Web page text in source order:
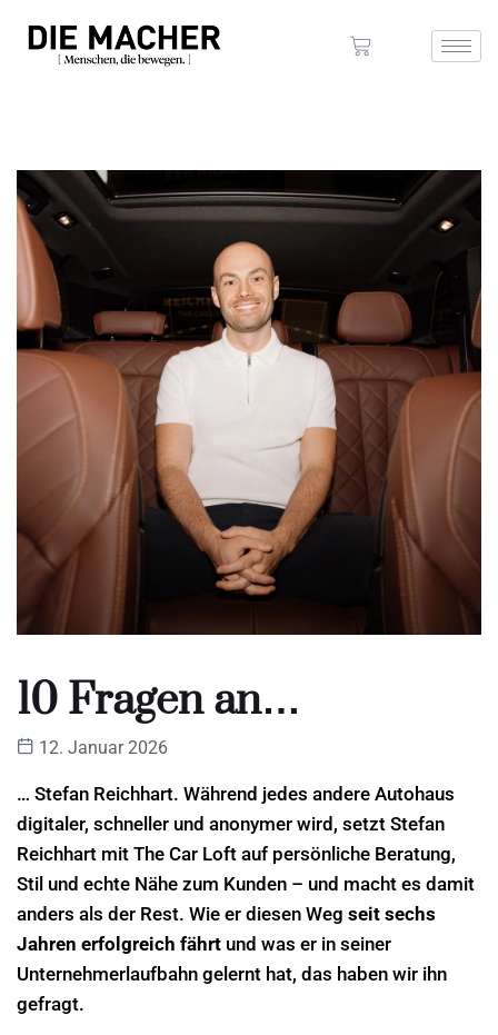
10 Fragen an…
12. Januar 2026
… Stefan Reichhart. Während jedes andere Autohaus
digitaler, schneller und anonymer wird, setzt Stefan
Reichhart mit The Car Loft auf persönliche Beratung,
Stil und echte Nähe zum Kunden – und macht es damit
anders als der Rest. Wie er diesen Weg seit sechs
Jahren erfolgreich fährt und was er in seiner
Unternehmerlaufbahn gelernt hat, das haben wir ihn
gefragt.